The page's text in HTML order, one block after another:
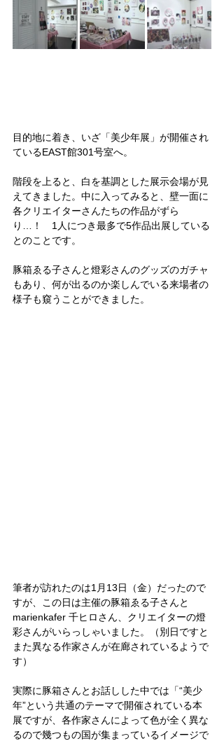
目的地に着き、いざ「美少年展」が開催され
ているEAST館301号室へ。
階段を上ると、白を基調とした展示会場が見
えてきました。中に入ってみると、壁一面に
各クリエイターさんたちの作品がずら
り…！　1人につき最多で5作品出展している
とのことです。
豚箱ゑる子さんと燈彩さんのグッズのガチャ
もあり、何が出るのか楽しんでいる来場者の
様子も窺うことができました。
筆者が訪れたのは1月13日（金）だったので
すが、この日は主催の豚箱ゑる子さんと
marienkafer 千ヒロさん、クリエイターの燈
彩さんがいらっしゃいました。（別日ですと
また異なる作家さんが在廊されているようで
す）
実際に豚箱さんとお話しした中では「“美少
年”という共通のテーマで開催されている本
展ですが、各作家さんによって色が全く異な
るので幾つもの国が集まっているイメージで